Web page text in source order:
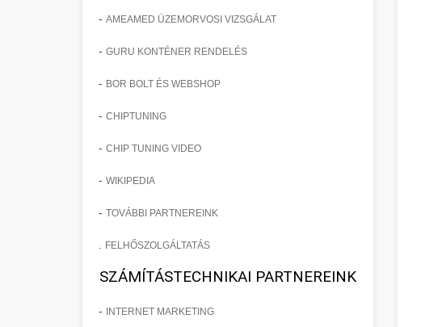
- AMEAMED ÜZEMORVOSI VIZSGÁLAT
- GURU KONTÉNER RENDELÉS
- BOR BOLT ÉS WEBSHOP
- CHIPTUNING
- CHIP TUNING VIDEO
- WIKIPEDIA
- TOVÁBBI PARTNEREINK
FELHŐSZOLGÁLTATÁS
SZÁMÍTÁSTECHNIKAI PARTNEREINK
- INTERNET MARKETING